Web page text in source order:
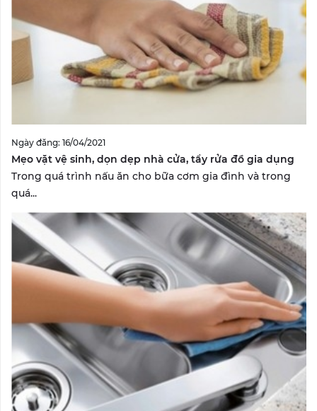
Ngày đăng: 16/04/2021
Mẹo vặt vệ sinh, dọn dẹp nhà cửa, tẩy rửa đồ gia dụng
Trong quá trình nấu ăn cho bữa cơm gia đình và trong
quá...